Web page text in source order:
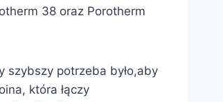
38 oraz Porotherm
szybszy potrzeba było,aby
która łączy